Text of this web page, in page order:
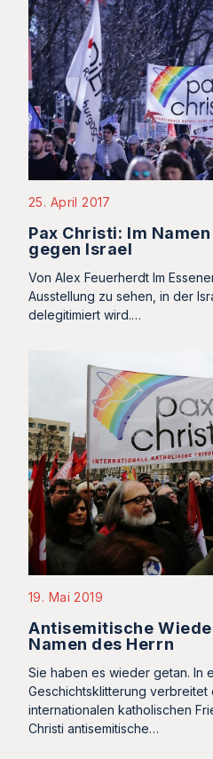
25. April 2017
Pax Christi: Im
gegen Israel
Von Alex Feuerherdt Im
Ausstellung zu sehen, in der
delegitimiert wird.…
19. Mai 2019
Antisemitische
Namen des Herrn
Sie haben es wieder getan. In
Geschichtsklitterung
internationalen katholischen
Christi antisemitische…